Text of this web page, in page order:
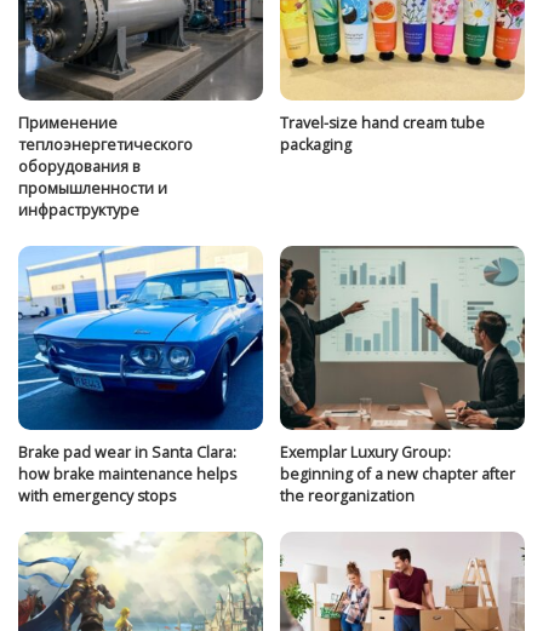
Применение
теплоэнергетического
оборудования в
промышленности и
инфраструктуре
Travel-size hand cream tube
packaging
Brake pad wear in Santa Clara:
how brake maintenance helps
with emergency stops
Exemplar Luxury Group:
beginning of a new chapter after
the reorganization